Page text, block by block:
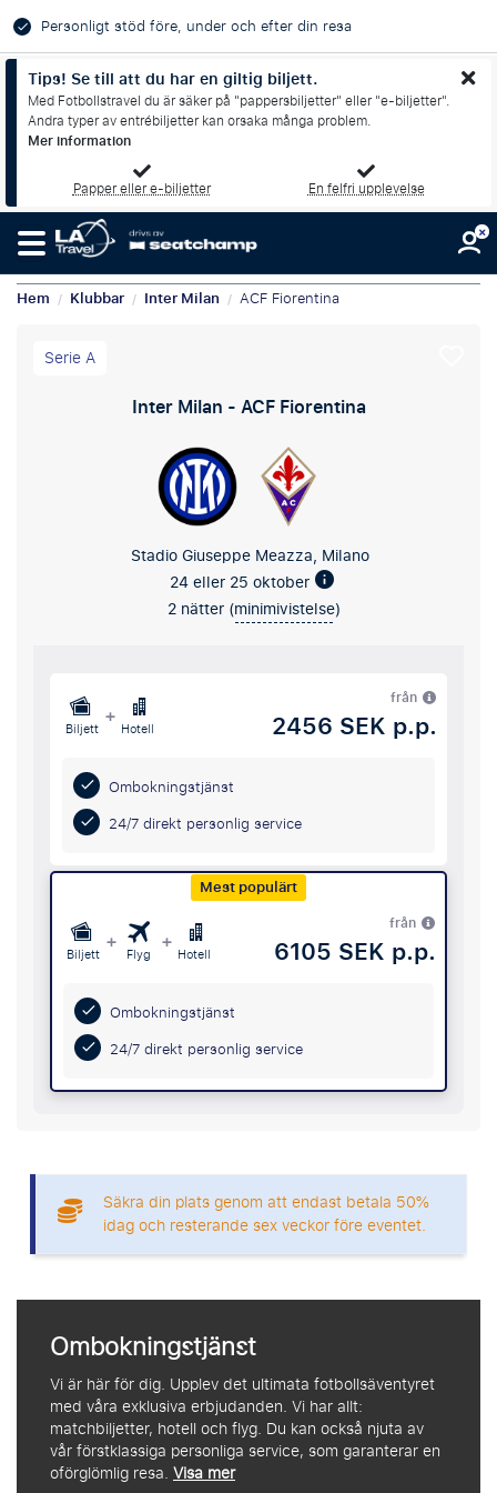
Personligt stöd före, under och efter din resa
Tips! Se till att du har en giltig biljett.
Med Fotbollstravel du är säker på "pappersbiljetter" eller "e-biljetter".
Andra typer av entrébiljetter kan orsaka många problem.
Mer information
Papper eller e-biljetter
En felfri upplevelse
Hem / Klubbar / Inter Milan / ACF Fiorentina
Serie A
Inter Milan - ACF Fiorentina
Stadio Giuseppe Meazza, Milano
24 eller 25 oktober
2 nätter (minimivistelse)
Biljett + Hotell
från
2456 SEK p.p.
Ombokningstjänst
24/7 direkt personlig service
Mest populärt
Biljett + Flyg + Hotell
från
6105 SEK p.p.
Ombokningstjänst
24/7 direkt personlig service
Säkra din plats genom att endast betala 50%
idag och resterande sex veckor före eventet.
Ombokningstjänst
Vi är här för dig. Upplev det ultimata fotbollsäventyret
med våra exklusiva erbjudanden. Vi har allt:
matchbiljetter, hotell och flyg. Du kan också njuta av
vår förstklassiga personliga service, som garanterar en
oförglömlig resa.Visa mer